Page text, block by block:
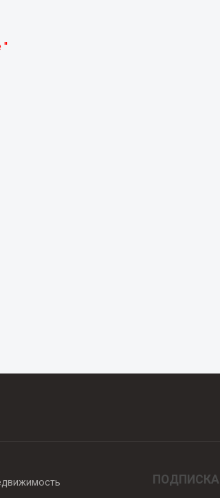
''
ПОДПИСКА